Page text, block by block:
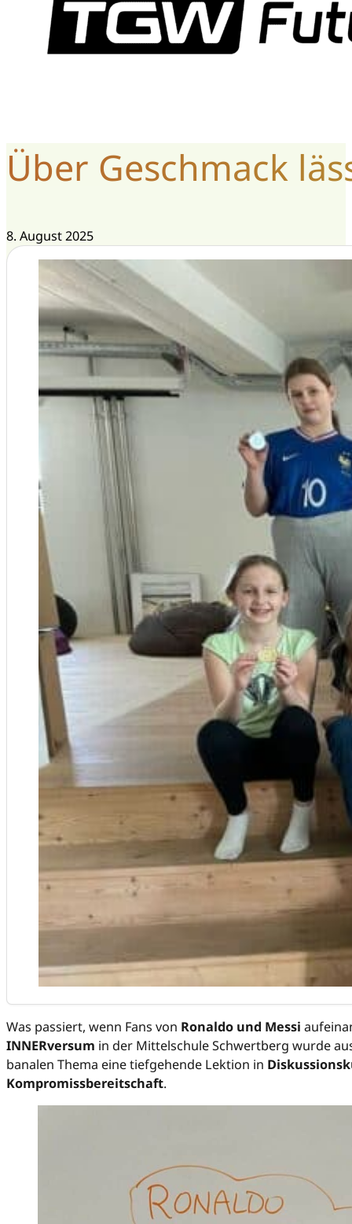
Über Geschmack
8. August 2025
Was passiert, wenn Fans von Ronaldo und Messi
INNERversum in der Mittelschule Schwertberg wurde
banalen Thema eine tiefgehende Lektion in
Kompromissbereitschaft.